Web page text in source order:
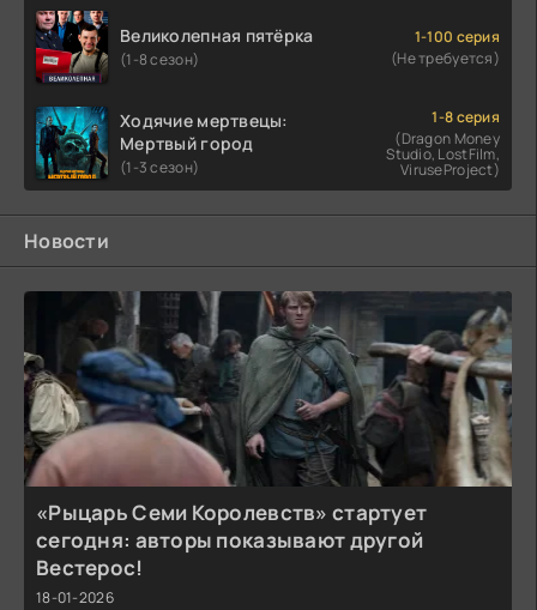
Великолепная пятёрка
(1-8 сезон)
1-100 серия
(Не требуется)
Ходячие мертвецы:
Мертвый город
(1-3 сезон)
1-8 серия
(Dragon Money
Studio, LostFilm,
ViruseProject)
Новости
«Рыцарь Семи Королевств» стартует
сегодня: авторы показывают другой
Вестерос!
18-01-2026